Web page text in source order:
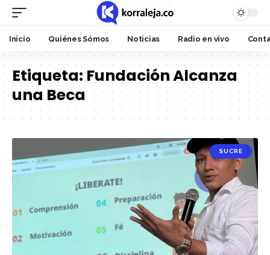
Inicio Quiénes Sómos Noticias Radio en vivo
Etiqueta:Fundación Alcanza
una Beca
SUCRE